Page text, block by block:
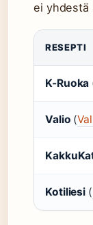
ei yhdestä
RESEPTI
K-Ruoka
Valio (
Kotiliesi (